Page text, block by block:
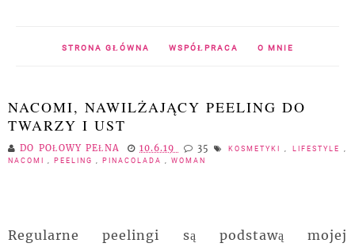
STRONA GŁÓWNA WSPÓŁPRACA O MNIE
NACOMI, NAWILŻAJĄCY PEELING DO
TWARZY I UST
DO POŁOWY PEŁNA 10.6.19 35 KOSMETYKI LIFESTYLE
NACOMI
PEELING PINACOLADA WOMAN
Regularne peelingi są podstawą mojej